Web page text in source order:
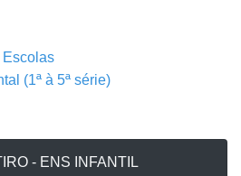
Escolas
(1ª à 5ª série)
- ENS INFANTIL